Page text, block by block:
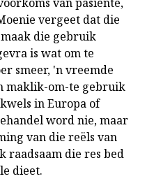
vergeet dat die
die gebruik
is wat om te
smeer, 'n vreemde
maklik-om-te gebruik
in Europa of
word nie, maar
van die reëls van
raadsaam die res bed
dieet.